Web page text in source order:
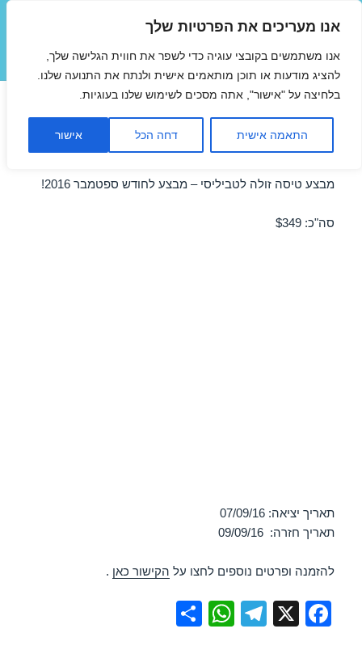
אנו מעריכים את הפרטיות שלך
אנו משתמשים בקובצי עוגיה כדי לשפר את חווית הגלישה שלך,
להציג מודעות או תוכן מותאמים אישית ולנתח את התנועה שלנו.
בלחיצה על "אישור", אתה מסכים לשימוש שלנו בעוגיות.
התאמה אישית דחה הכל אישור
תפריטים
ווידג'טים
טיסות זולות לטביליסי
07/09/2016
מבצע טיסה זולה לטביליסי – מבצע לחודש ספטמבר 2016!
סה"כ: $349
תאריך יציאה: 07/09/16
תאריך חזרה: 09/09/16
להזמנה ופרטים נוספים לחצו על הקישור כאן .
F
X
T
W